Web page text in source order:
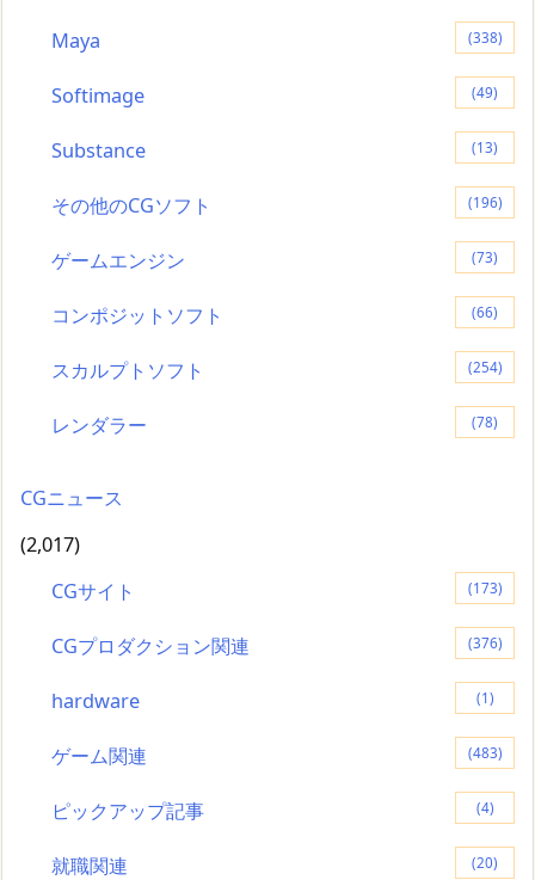
Maya (338)
Softimage (49)
Substance (13)
その他のCGソフト (196)
ゲームエンジン (73)
コンポジットソフト (66)
スカルプトソフト (254)
レンダラー (78)
CGニュース
(2,017)
CGサイト
(173)
CGプロダクション関連 (376)
hardware (1)
ゲーム関連 (483)
ピックアップ記事 (4)
就職関連 (20)